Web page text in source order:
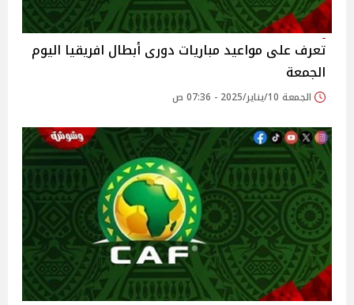
تعرف على مواعيد مباريات دورى أبطال افريقيا اليوم
الجمعة
الجمعة 10/يناير/2025 - 07:36 ص